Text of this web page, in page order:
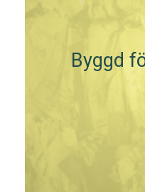
Byggd